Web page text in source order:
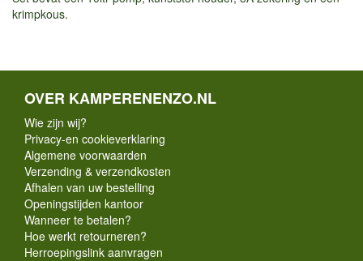
krimpkous.
OVER KAMPERENENZO.NL
Wie zijn wij?
Privacy-en cookieverklaring
Algemene voorwaarden
Verzending & verzendkosten
Afhalen van uw bestelling
Openingstijden kantoor
Wanneer te betalen?
Hoe werkt retourneren?
Herroepingslink aanvragen